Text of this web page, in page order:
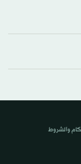
والشروط